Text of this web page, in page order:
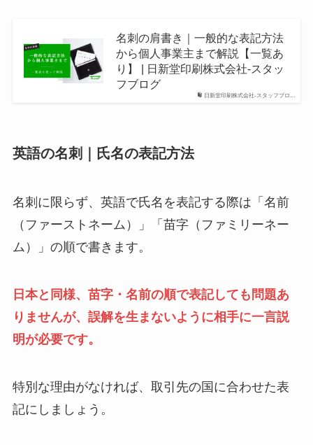
日新堂印刷株式会社-スタッフブロ...
名刺の肩書き｜一般的な表記方法
から個人事業主まで解説【一覧あ
り】 | 日新堂印刷株式会社-スタッ
フブログ
英語の名刺｜氏名の表記方法
名刺に限らず、英語で氏名を表記する際は「名前
（ファーストネーム）」「苗字（ファミリーネー
ム）」の順で書きます。
日本と同様、苗字・名前の順で表記しても問題あ
りませんが、誤解を生まないように相手に一言説
明が必要です。
特別な理由がなければ、取引先の国に合わせた表
記にしましょう。